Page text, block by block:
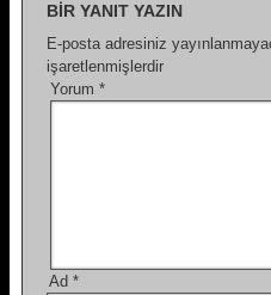
BIR YANIT YAZIN
E-posta adresiniz
işaretlenmişlerdir
Yorum *
Ad *